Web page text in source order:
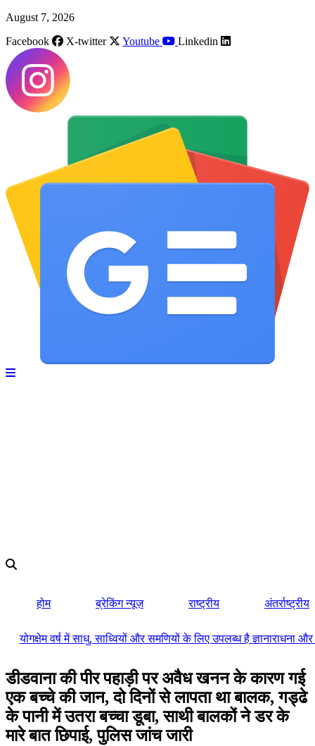
August 7, 2026
Facebook
X-twitter Youtube Linkedin
होम ब्रेकिंग न्यूज़ राष्ट्रीय अंतर्राष्ट्रीय
योगक्षेम वर्ष में साधु, साध्वियों और समणियों के लिए उपलब्ध है
डीडवाना की पीर पहाड़ी पर अवैध खनन के कारण गई
एक बच्चे की जान, दो दिनों से लापता था बालक, गड्ढे
के पानी में उतरा बच्चा डूबा, साथी बालकों ने डर के
मारे बात छिपाई, पुलिस जांच जारी